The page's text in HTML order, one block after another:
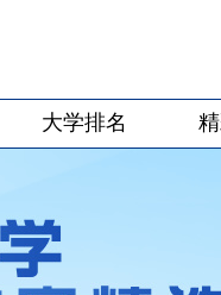
大学排名